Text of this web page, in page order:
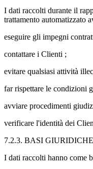
I dati raccolti durante il
trattamento automatizzato
eseguire gli impegni
contattare i Clienti ;
evitare qualsiasi attività
far rispettare le condizioni
avviare procedimenti
verificare l'identità dei
7.2.3. BASI
I dati raccolti hanno come